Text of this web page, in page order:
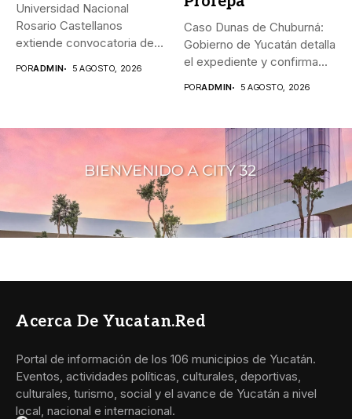
Universidad Nacional
Rosario Castellanos
extiende convocatoria de
PORADMIN 5 AGOSTO, 2026
Caso Dunas de Chuburná:
Gobierno de Yucatán detalla
el expediente y confirma...
PORADMIN 5 AGOSTO, 2026
Acerca De Yucatan.red
Portal de información de los 106 municipios de Yucatán.
Eventos, actividades políticas, culturales, deportivas,
culturales, turismo, social y el avance de Yucatán a nivel
local, nacional e internacional.